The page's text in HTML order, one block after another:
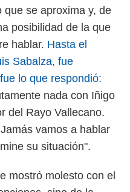
que se aproxima y, de
posibilidad de la que
hablar. Hasta el
Sabalza, fue
lo que respondió:
nada con Iñigo
del Rayo Vallecano.
vamos a hablar
su situación".
mostró molesto con el